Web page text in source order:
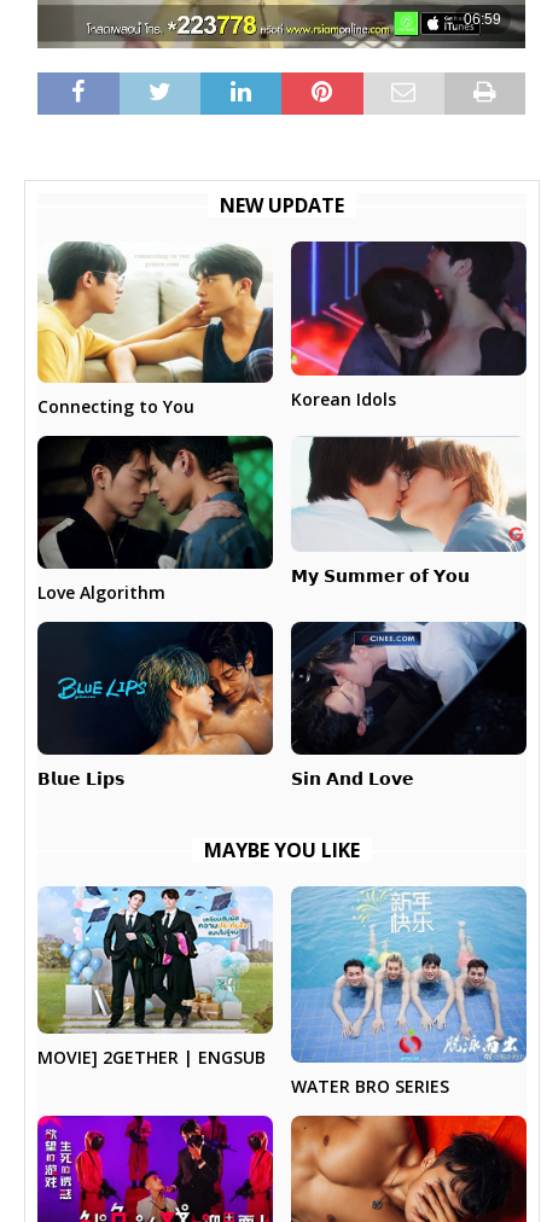
NEW UPDATE
Connecting to You Korean Idols
Love Algorithm
𝗠𝘆 𝗦𝘂𝗺𝗺𝗲𝗿 𝗼𝗳 𝗬𝗼𝘂
𝗕𝗹𝘂𝗲 𝗟𝗶𝗽𝘀 𝗦𝗶𝗻 𝗔𝗻𝗱 𝗟𝗼𝘃𝗲
MAYBE YOU LIKE
MOVIE] 2GETHER | ENGSUB
WATER BRO SERIES